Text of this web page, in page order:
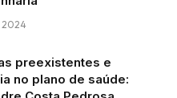
2024
preexistentes e
no plano de saúde: